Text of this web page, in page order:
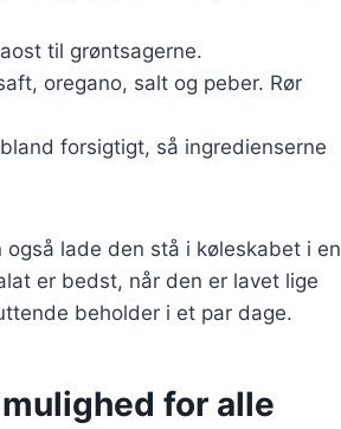
til grøntsagerne.
oregano, salt og peber. Rør
forsigtigt, så ingredienserne
lade den stå i køleskabet i en
er bedst, når den er lavet lige
beholder i et par dage.
for alle